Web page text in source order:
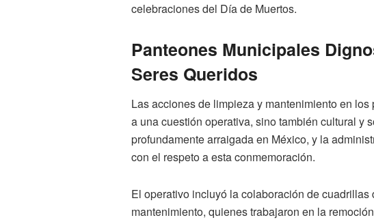
celebraciones del Día de Muertos.
Panteones Municipales
Seres Queridos
Las acciones de limpieza y mantenimiento en
a una cuestión operativa, sino también cultural y
profundamente arraigada en México, y la
con el respeto a esta conmemoración.
El operativo incluyó la colaboración de
mantenimiento, quienes trabajaron en la